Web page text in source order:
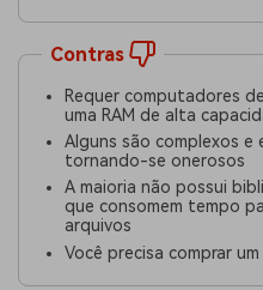
Contras
Requer computadores
uma RAM de alta
Alguns são complexos e
tornando-se onerosos
A maioria não possui
que consomem tempo
arquivos
Você precisa comprar